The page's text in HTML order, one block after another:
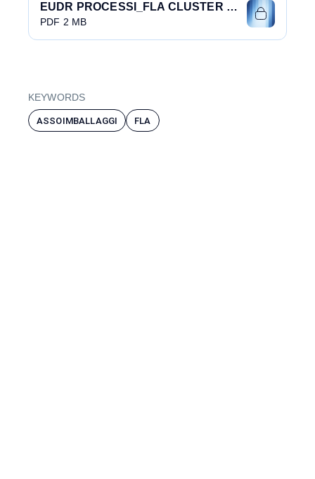
EUDR PROCESSI_FLA CLUSTER MILANO DEF
PDF 2 MB
KEYWORDS
ASSOIMBALLAGGI FLA